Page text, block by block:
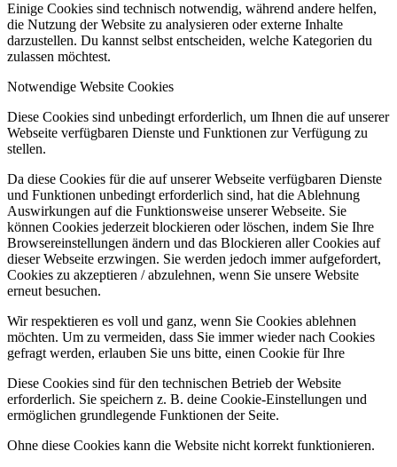
Einige Cookies sind technisch notwendig, während andere helfen,
die Nutzung der Website zu analysieren oder externe Inhalte
darzustellen. Du kannst selbst entscheiden, welche Kategorien du
zulassen möchtest.
Notwendige Website Cookies
Diese Cookies sind unbedingt erforderlich, um Ihnen die auf unserer
Webseite verfügbaren Dienste und Funktionen zur Verfügung zu
stellen.
Da diese Cookies für die auf unserer Webseite verfügbaren Dienste
und Funktionen unbedingt erforderlich sind, hat die Ablehnung
Auswirkungen auf die Funktionsweise unserer Webseite. Sie
können Cookies jederzeit blockieren oder löschen, indem Sie Ihre
Browsereinstellungen ändern und das Blockieren aller Cookies auf
dieser Webseite erzwingen. Sie werden jedoch immer aufgefordert,
Cookies zu akzeptieren / abzulehnen, wenn Sie unsere Website
erneut besuchen.
Wir respektieren es voll und ganz, wenn Sie Cookies ablehnen
möchten. Um zu vermeiden, dass Sie immer wieder nach Cookies
gefragt werden, erlauben Sie uns bitte, einen Cookie für Ihre
Diese Cookies sind für den technischen Betrieb der Website
erforderlich. Sie speichern z. B. deine Cookie-Einstellungen und
ermöglichen grundlegende Funktionen der Seite.
Ohne diese Cookies kann die Website nicht korrekt funktionieren.